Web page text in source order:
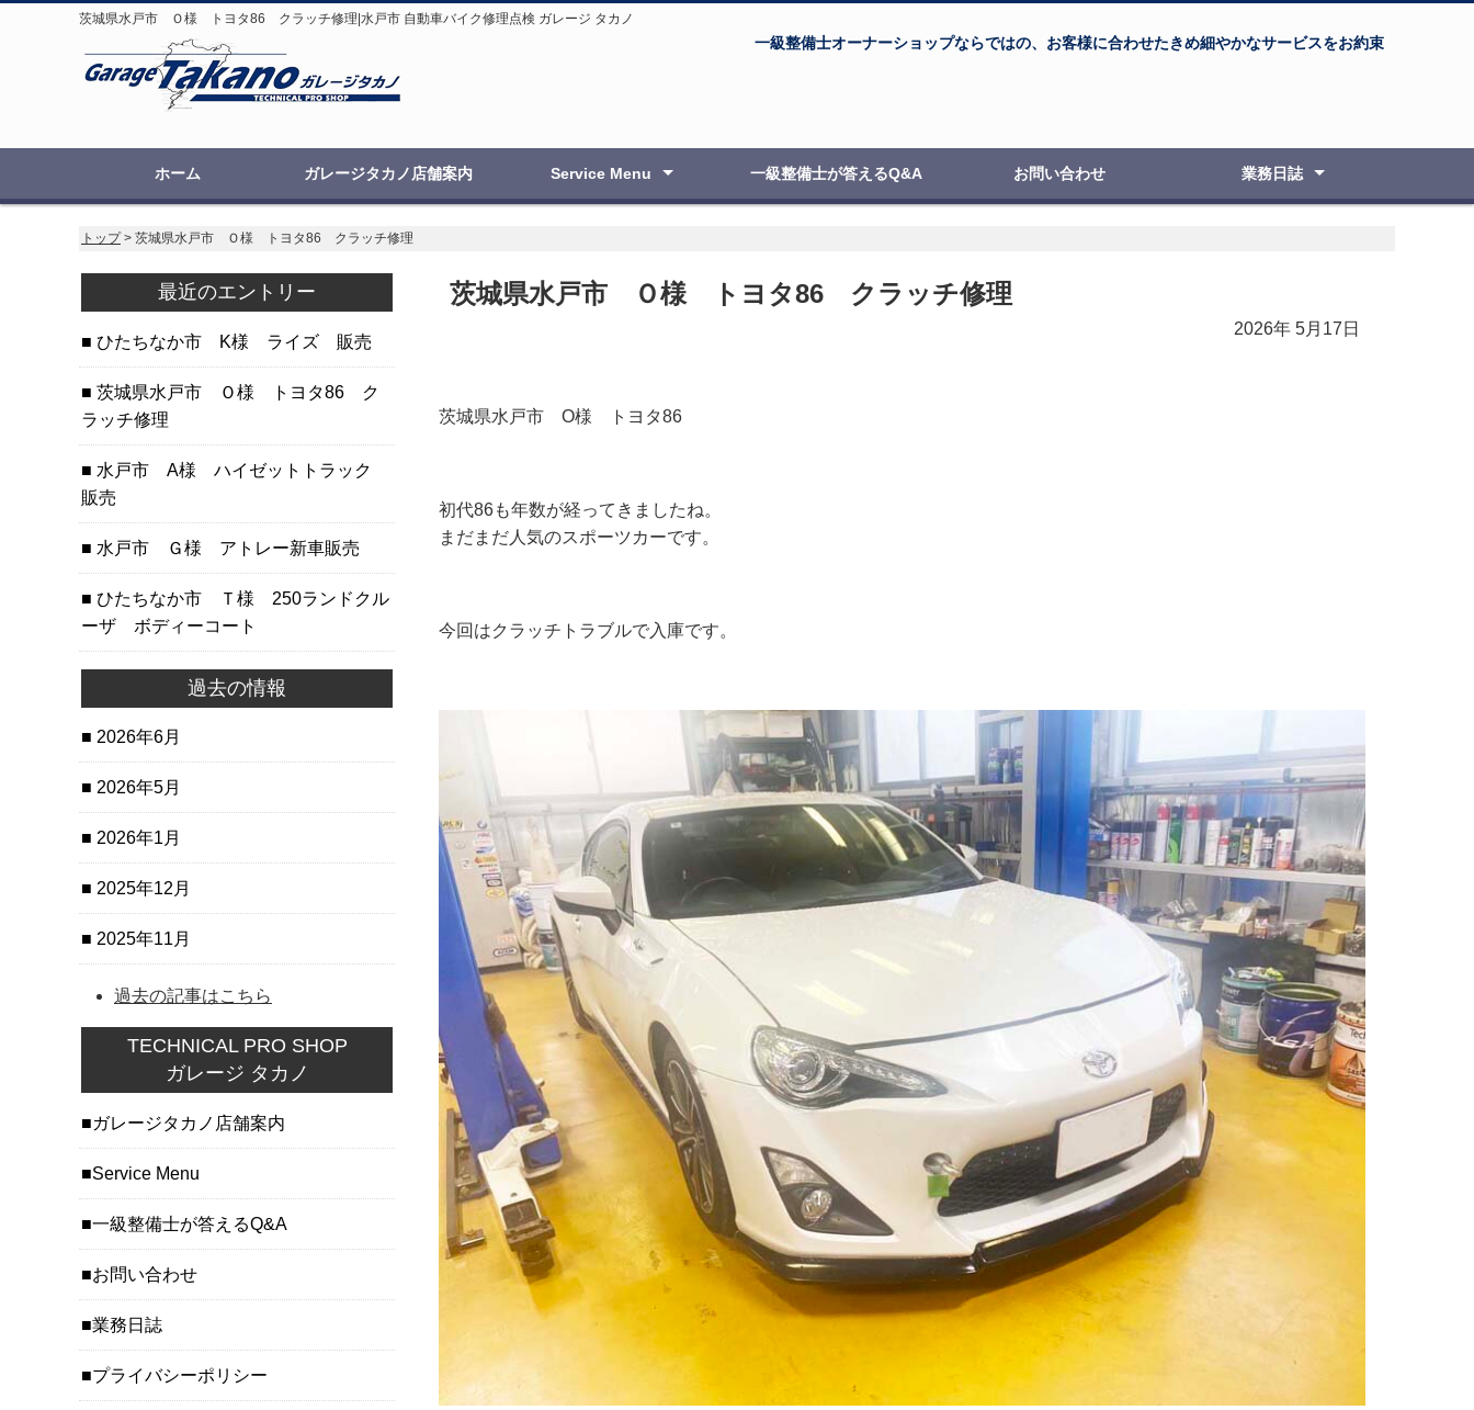
茨城県水戸市 Ｏ様 トヨタ86 クラッチ修理|水戸市 自動車バイク修理点検 ガレージ タカノ
一級整備士オーナーショップならではの、お客様に合わせたきめ細やかなサービスをお約束
ホーム ガレージタカノ店舗案内 Service Menu 一級整備士が答えるQ&A お問い合わせ 業務日誌
トップ> 茨城県水戸市 Ｏ様 トヨタ86 クラッチ修理
茨城県水戸市 Ｏ様 トヨタ86 クラッチ修理
2026年 5月17日
茨城県水戸市 O様 トヨタ86
初代86も年数が経ってきましたね。
まだまだ人気のスポーツカーです。
今回はクラッチトラブルで入庫です。
最近のエントリー
ひたちなか市 K様 ライズ 販売
茨城県水戸市 Ｏ様 トヨタ86 ク
ラッチ修理
水戸市 A様 ハイゼットトラック
販売
水戸市 Ｇ様 アトレー新車販売
ひたちなか市 Ｔ様 250ランドクル
ーザ ボディーコート
過去の情報
2026年6月
2026年5月
2026年1月
2025年12月
2025年11月
過去の記事はこちら
TECHNICAL PRO SHOP
ガレージ タカノ
ガレージタカノ店舗案内
Service Menu
一級整備士が答えるQ&A
お問い合わせ
業務日誌
プライバシーポリシー